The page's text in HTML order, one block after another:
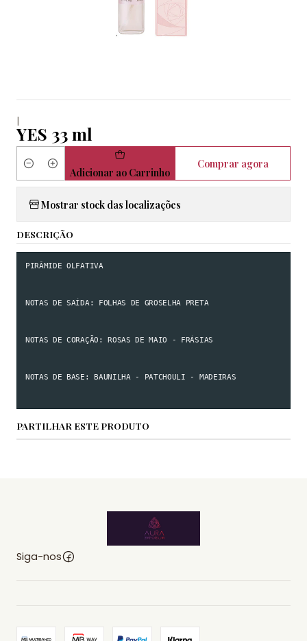
|
YES 33 ml
QuantidadeAdicionar ao Carrinho
Comprar agora
Mostrar stock das localizações
DESCRIÇÃO
PIRÂMIDE OLFATIVA
NOTAS DE SAÍDA: FOLHAS DE GROSELHA PRETA
NOTAS DE CORAÇÃO: ROSAS DE MAIO - FRÁSIAS
NOTAS DE BASE: BAUNILHA - PATCHOULI - MADEIRAS
PARTILHAR ESTE PRODUTO
Siga-nos